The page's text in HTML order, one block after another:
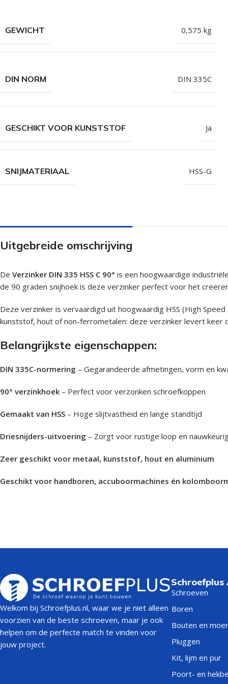
RVS Schroeven
Paalhouderschroeven
Heco Topix
Vleugelteks
Populaire merken
GEWICHT 0,575 kg
DIN NORM DIN 335C
GESCHIKT VOOR KUNSTSTOF Ja
SNIJMATERIAAL HSS-G
Uitgebreide omschrijving
De Verzinker DIN 335 HSS C 90° is een hoogwaardige
de 90 graden snijhoek is deze verzinker perfect voor het
Deze verzinker is vervaardigd uit hoogwaardig HSS (High
kunststof, hout of non-ferrometalen: deze verzinker levert keer
Belangrijkste eigenschappen:
DIN 335C-normering – Gegarandeerde afmetingen, vorm en
90° verzinkhoek – Perfect voor verzonken schroefkoppen
Gemaakt van HSS – Hoge slijtvastheid en lange standtijd
Driesnijders-uitvoering – Zorgt voor rustige loop en
Zeer geschikt voor metaal, kunststof, hout en aluminium
Geschikt voor handboren, accuboormachines én
Welkom bij Schroefplus.nl, waar we je niet alleen
voorzien van de beste schroeven, maar je ook
helpen om de perfecte match te vinden voor
jouw project.
Schroeven
Boren
Bouten en
Pluggen
Kit, lijm en pur
Poort- en